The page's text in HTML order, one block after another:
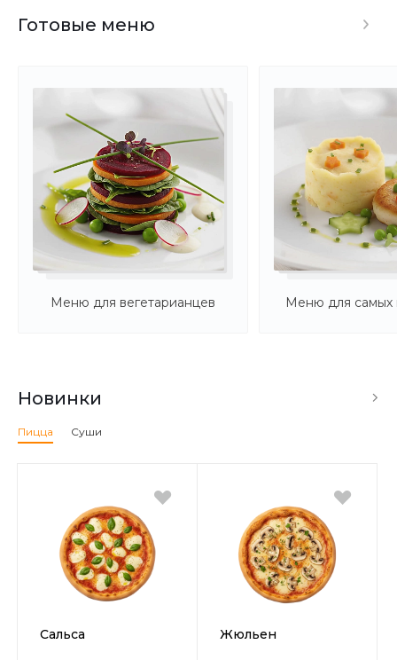
Готовые меню
Меню для вегетарианцев Меню для самых
Новинки
Пицца Суши
Сальса Жюльен